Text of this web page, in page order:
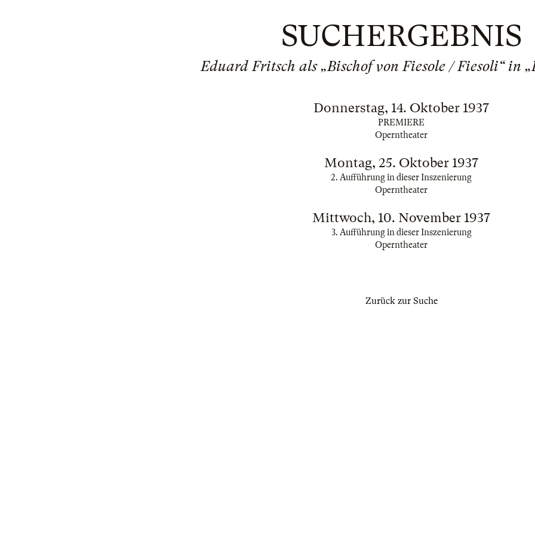
SUCHERGEBNIS
Eduard Fritsch als „Bischof von Fiesole / Fiesoli“ in
Donnerstag, 14. Oktober 1937
PREMIERE
Operntheater
Montag, 25. Oktober 1937
2. Aufführung in dieser Inszenierung
Operntheater
Mittwoch, 10. November 1937
3. Aufführung in dieser Inszenierung
Operntheater
Zurück zur Suche